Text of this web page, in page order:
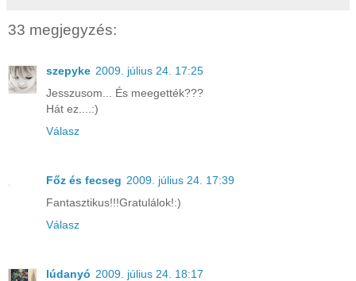
33 megjegyzés:
szepyke 2009. július 24. 17:25
Jesszusom... És meegették???
Hát ez....:)
Válasz
Főz és fecseg 2009. július 24. 17:39
Fantasztikus!!!Gratulálok!:)
Válasz
lúdanyó 2009. július 24. 18:17